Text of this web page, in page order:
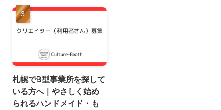
札幌でB型事業所を探して
いる方へ｜やさしく始め
られるハンドメイド・も